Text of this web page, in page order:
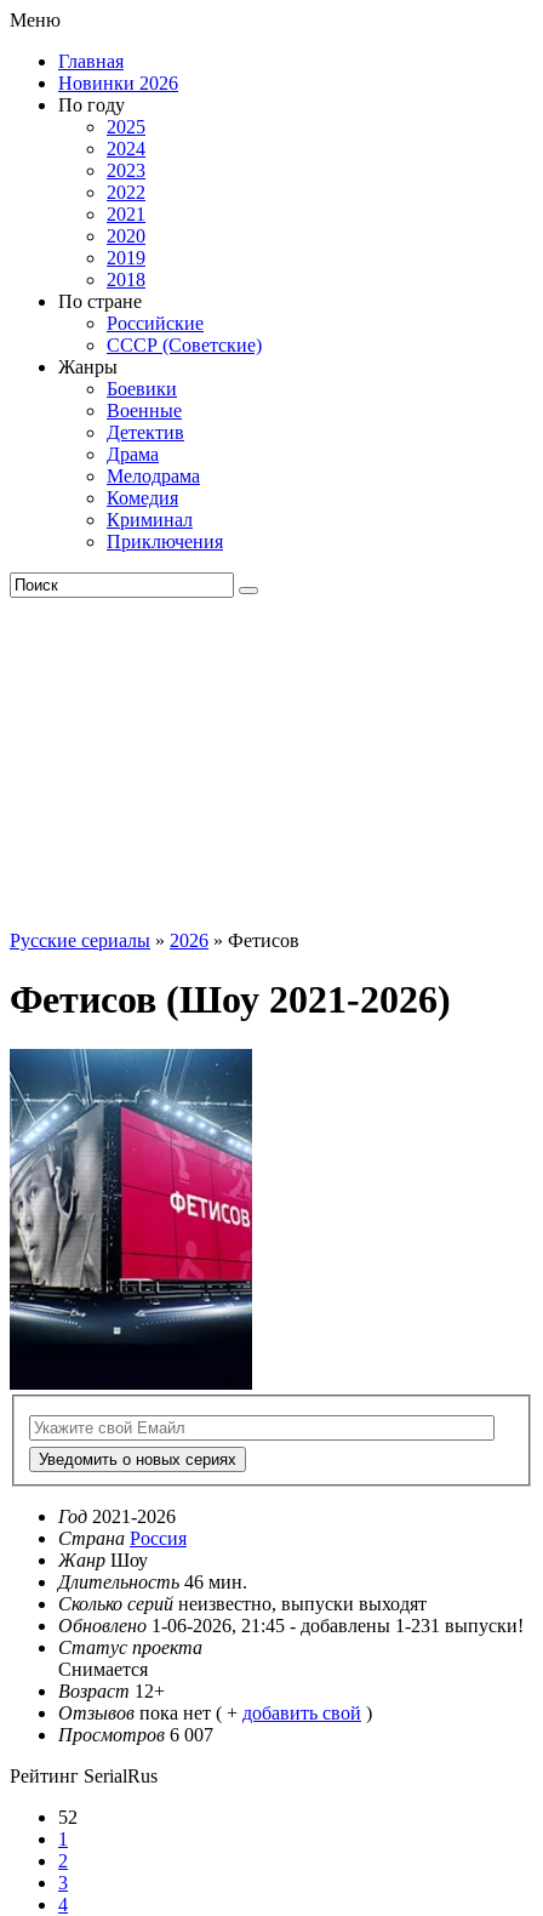
Меню
Главная
Новинки 2026
По году
2025
2024
2023
2022
2021
2020
2019
2018
По стране
Российские
СССР (Советские)
Жанры
Боевики
Военные
Детектив
Драма
Мелодрама
Комедия
Криминал
Приключения
Русские сериалы » 2026 » Фетисов
Фетисов (Шоу 2021-2026)
Уведомить о новых сериях
Год 2021-2026
Страна Россия
Жанр Шоу
Длительность 46 мин.
Сколько серий неизвестно, выпуски выходят
Обновлено 1-06-2026, 21:45 - добавлены 1-231 выпуски!
Статус проекта
Снимается
Возраст 12+
Отзывов пока нет ( + добавить свой )
Просмотров 6 007
Рейтинг SerialRus
52
1
2
3
4